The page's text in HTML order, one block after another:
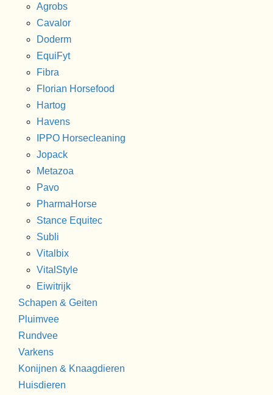
Agrobs
Cavalor
Doderm
EquiFyt
Fibra
Florian Horsefood
Hartog
Havens
IPPO Horsecleaning
Jopack
Metazoa
Pavo
PharmaHorse
Stance Equitec
Subli
Vitalbix
VitalStyle
Eiwitrijk
Schapen & Geiten
Pluimvee
Rundvee
Varkens
Konijnen & Knaagdieren
Huisdieren